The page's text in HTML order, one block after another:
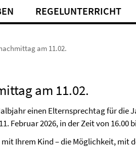
REGELUNTERRICHT
am 11.02.
am 11.02.
einen Elternsprechtag für die
Februar 2026, in der Zeit von 16.00
Ihrem Kind – die Möglichkeit, mit